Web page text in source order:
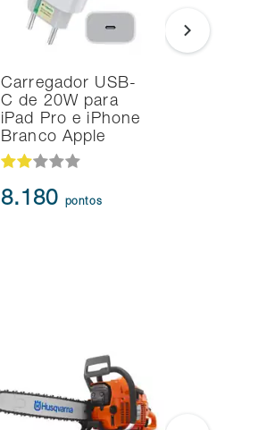
Carregador USB-
C de 20W para
iPad Pro e iPhone
Branco Apple
8.180 pontos